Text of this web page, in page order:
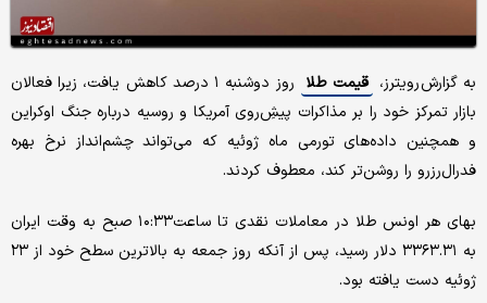
به گزارش رویترز، قیمت طلا
روز دوشنبه ۱ درصد کاهش یافت، زیرا فعالان
بازار تمرکز خود را بر مذاکرات پیشِ‌روی آمریکا و روسیه درباره جنگ اوکراین
و همچنین داده‌های تورمی ماه ژوئیه که می‌تواند چشم‌انداز نرخ بهره
فدرال‌رزرو را روشن‌تر کند، معطوف کردند.
بهای هر اونس طلا در معاملات نقدی تا ساعت۱۰:۳۳ صبح به وقت ایران
به ۳۳۶۳.۳۱ دلار رسید، پس از آنکه روز جمعه به بالاترین سطح خود از ۲۳
ژوئیه دست یافته بود.